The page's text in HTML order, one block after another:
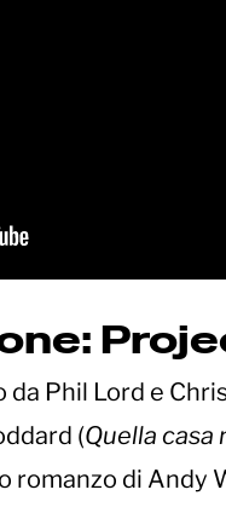
Phil Lord e
(Quella casa
romanzo di Andy